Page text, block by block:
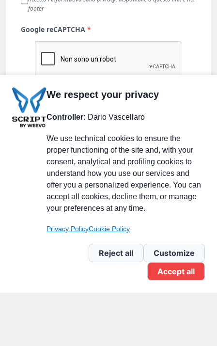
Partecipa alla discussione
Pagina Linkedin
Newsletter Linkedin
We respect your privacy
Controller: Dario Vascellaro
We use technical cookies to ensure the
proper functioning of the site and, with your
consent, analytical and profiling cookies to
understand how you use our services and
offer you a personalized experience. You can
accept all cookies, decline them, or manage
your preferences at any time.
Privacy PolicyCookie Policy
Reject all
Customize
Accept all